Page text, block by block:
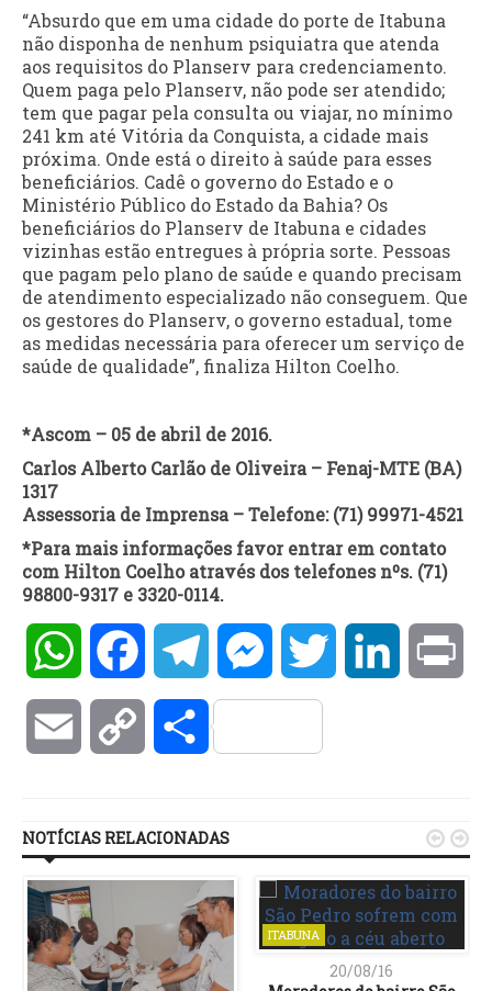
“Absurdo que em uma cidade do porte de Itabuna
não disponha de nenhum psiquiatra que atenda
aos requisitos do Planserv para credenciamento.
Quem paga pelo Planserv, não pode ser atendido;
tem que pagar pela consulta ou viajar, no mínimo
241 km até Vitória da Conquista, a cidade mais
próxima. Onde está o direito à saúde para esses
beneficiários. Cadê o governo do Estado e o
Ministério Público do Estado da Bahia? Os
beneficiários do Planserv de Itabuna e cidades
vizinhas estão entregues à própria sorte. Pessoas
que pagam pelo plano de saúde e quando precisam
de atendimento especializado não conseguem. Que
os gestores do Planserv, o governo estadual, tome
as medidas necessária para oferecer um serviço de
saúde de qualidade”, finaliza Hilton Coelho.
*Ascom – 05 de abril de 2016.
Carlos Alberto Carlão de Oliveira – Fenaj-MTE (BA)
1317
Assessoria de Imprensa – Telefone: (71) 99971-4521
*Para mais informações favor entrar em contato
com Hilton Coelho através dos telefones nºs. (71)
98800-9317 e 3320-0114.
WhatsAppFacebookTelegramMessengerTwitter LinkedIn
Email Copy Compartilhar
NOTÍCIAS RELACIONADAS
ITABUNA
20/08/16
 